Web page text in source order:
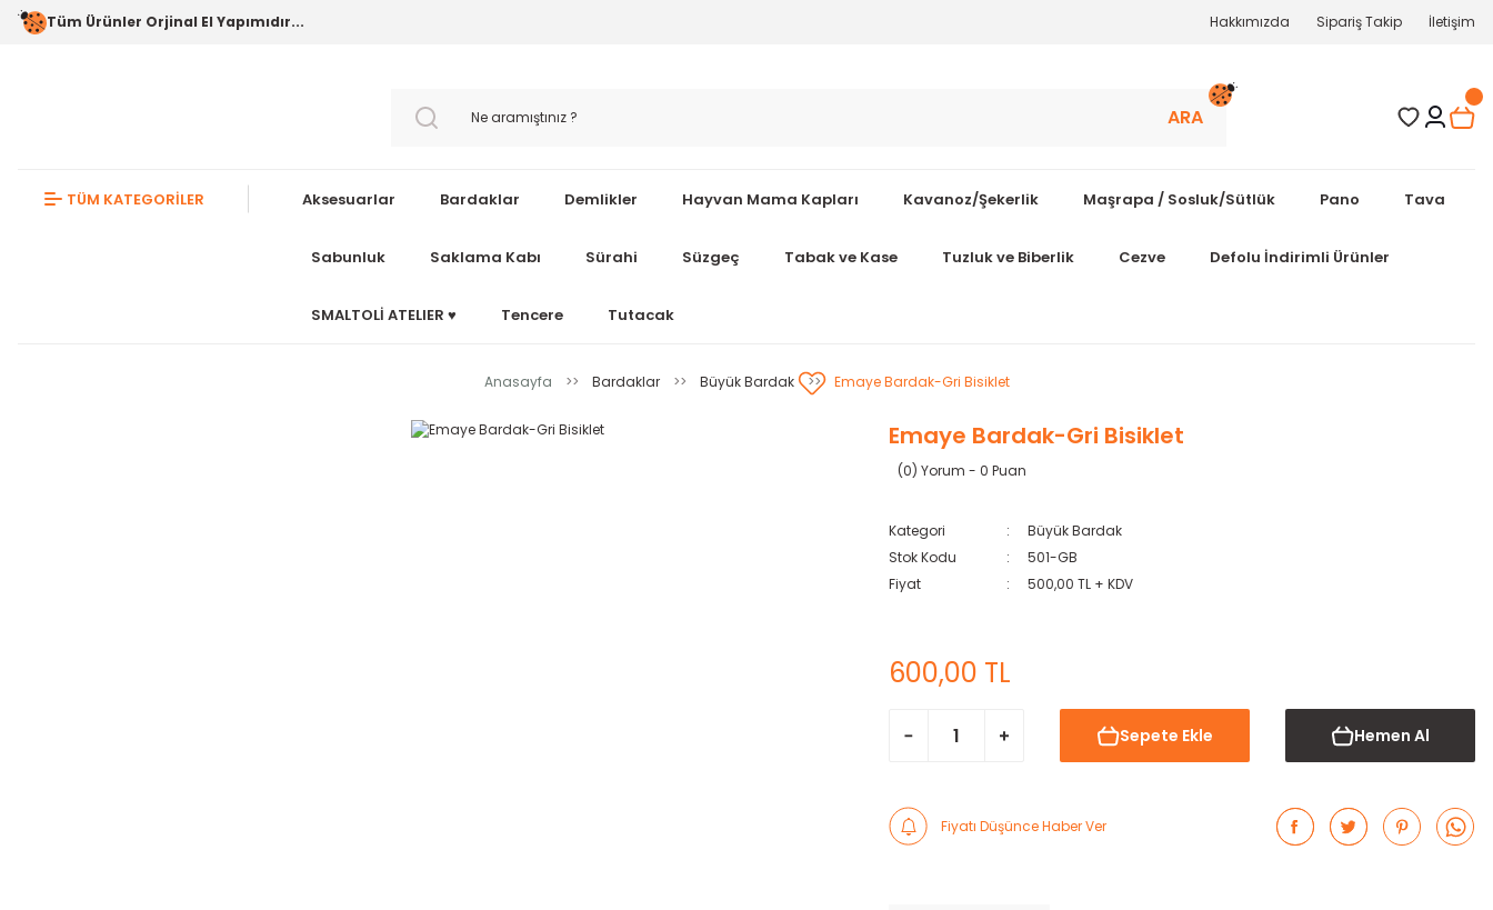
Tüm Ürünler Orjinal El Yapımıdır... Hakkımızda Sipariş Takip İletişim
ARA
TÜM KATEGORİLER Aksesuarlar Bardaklar Demlikler Hayvan Mama Kapları Kavanoz/Şekerlik Maşrapa / Sosluk/Sütlük Pano Tava
Sabunluk Saklama Kabı Sürahi Süzgeç Tabak ve Kase Tuzluk ve Biberlik Cezve Defolu İndirimli Ürünler
SMALTOLİ ATELIER ♥️ Tencere Tutacak
Anasayfa Bardaklar Büyük Bardak Emaye Bardak-Gri Bisiklet
Emaye Bardak-Gri Bisiklet
(0) Yorum - 0 Puan
Kategori
Büyük Bardak
Stok Kodu
501-GB
Fiyat
500,00 TL + KDV
600,00 TL
Sepete Ekle Hemen Al
Fiyatı Düşünce Haber Ver